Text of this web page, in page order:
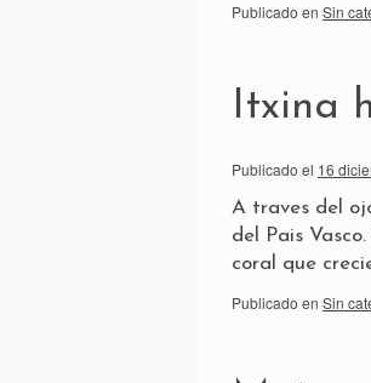
Publicado en Sin
Itxina
Publicado el 16
A traves del
del Pais
coral que
Publicado en Sin